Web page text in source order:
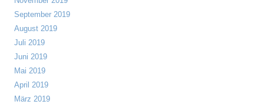
September 2019
August 2019
Juli 2019
Juni 2019
Mai 2019
April 2019
März 2019